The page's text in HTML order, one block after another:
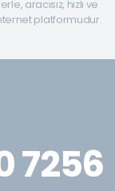
aracısız, hızlı ve
platformudur.
7256